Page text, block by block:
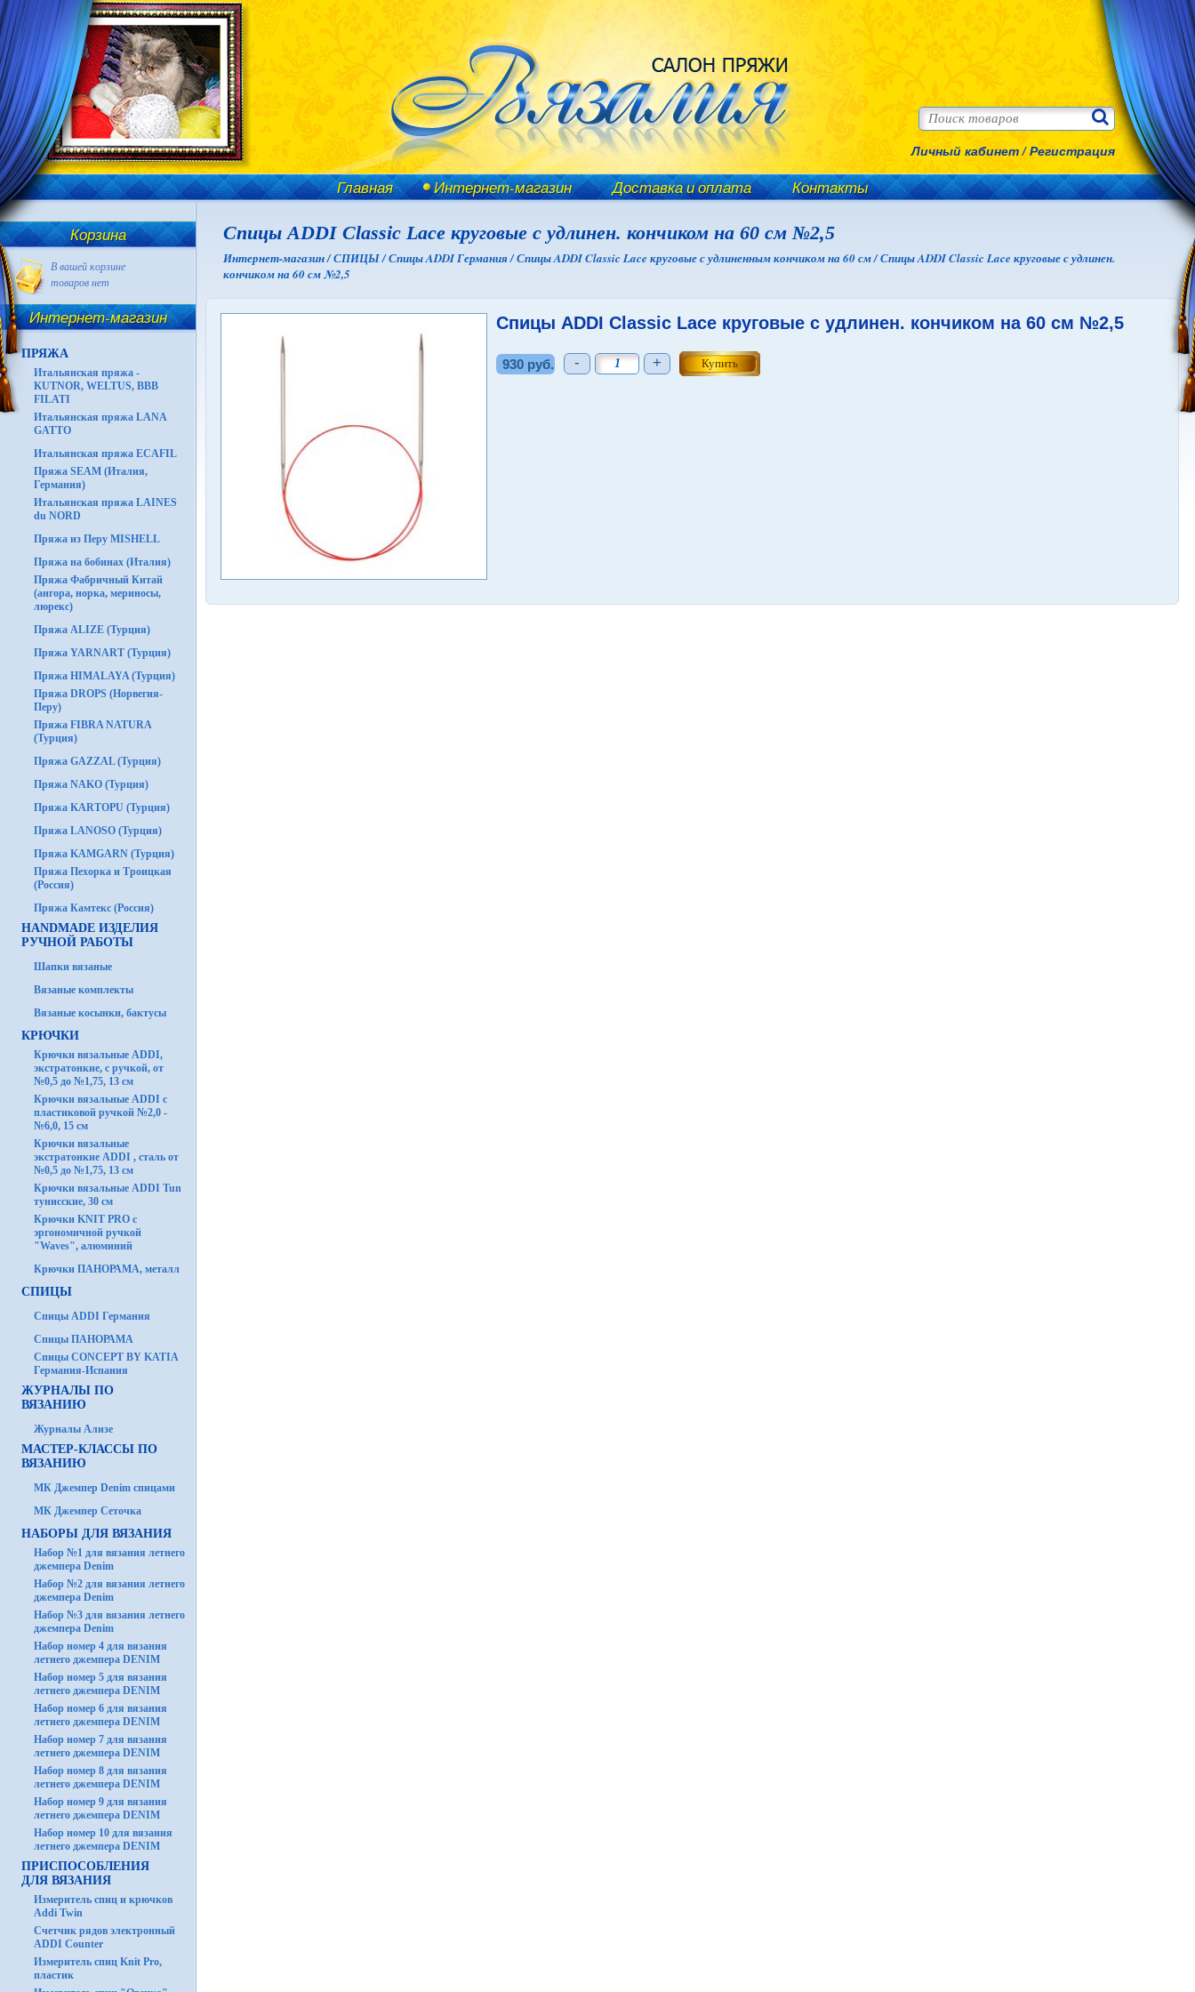
Личный кабинет/Регистрация
Главная Интернет-магазин Доставка и оплата Контакты
Корзина
В вашей корзине
товаров нет
Интернет-магазин
ПРЯЖА
Итальянская пряжа -
KUTNOR, WELTUS, BBB
FILATI
Итальянская пряжа LANA
GATTO
Итальянская пряжа ECAFIL
Пряжа SEAM (Италия,
Германия)
Итальянская пряжа LAINES
du NORD
Пряжа из Перу MISHELL
Пряжа на бобинах (Италия)
Пряжа Фабричный Китай
(ангора, норка, мериносы,
люрекс)
Пряжа ALIZE (Турция)
Пряжа YARNART (Турция)
Пряжа HIMALAYA (Турция)
Пряжа DROPS (Норвегия-
Перу)
Пряжа FIBRA NATURA
(Турция)
Пряжа GAZZAL (Турция)
Пряжа NAKO (Турция)
Пряжа KARTOPU (Турция)
Пряжа LANOSO (Турция)
Пряжа KAMGARN (Турция)
Пряжа Пехорка и Троицкая
(Россия)
Пряжа Камтекс (Россия)
HANDMADE ИЗДЕЛИЯ
РУЧНОЙ РАБОТЫ
Шапки вязаные
Вязаные комплекты
Вязаные косынки, бактусы
КРЮЧКИ
Крючки вязальные ADDI,
экстратонкие, с ручкой, от
№0,5 до №1,75, 13 см
Крючки вязальные ADDI с
пластиковой ручкой №2,0 -
№6,0, 15 см
Крючки вязальные
экстратонкие ADDI , сталь от
№0,5 до №1,75, 13 см
Крючки вязальные ADDI Tun
тунисские, 30 см
Крючки KNIT PRO с
эргономичной ручкой
"Waves", алюминий
Крючки ПАНОРАМА, металл
СПИЦЫ
Спицы ADDI Германия
Спицы ПАНОРАМА
Спицы CONCEPT BY KATIA
Германия-Испания
ЖУРНАЛЫ ПО
ВЯЗАНИЮ
Журналы Ализе
МАСТЕР-КЛАССЫ ПО
ВЯЗАНИЮ
МК Джемпер Denim спицами
МК Джемпер Сеточка
НАБОРЫ ДЛЯ ВЯЗАНИЯ
Набор №1 для вязания летнего
джемпера Denim
Набор №2 для вязания летнего
джемпера Denim
Набор №3 для вязания летнего
джемпера Denim
Набор номер 4 для вязания
летнего джемпера DENIM
Набор номер 5 для вязания
летнего джемпера DENIM
Набор номер 6 для вязания
летнего джемпера DENIM
Набор номер 7 для вязания
летнего джемпера DENIM
Набор номер 8 для вязания
летнего джемпера DENIM
Набор номер 9 для вязания
летнего джемпера DENIM
Набор номер 10 для вязания
летнего джемпера DENIM
ПРИСПОСОБЛЕНИЯ
ДЛЯ ВЯЗАНИЯ
Измеритель спиц и крючков
Addi Twin
Счетчик рядов электронный
ADDI Counter
Измеритель спиц Knit Pro,
пластик
Спицы ADDI Classic Lace круговые с удлинен. кончиком на 60 см №2,5
Интернет-магазин /СПИЦЫ /Спицы ADDI Германия /Спицы ADDI Classic Lace круговые с удлиненным кончиком на 60 см /Спицы ADDI Classic Lace круговые с удлинен.
кончиком на 60 см №2,5
Спицы ADDI Classic Lace круговые с удлинен. кончиком на 60 см №2,5
930 руб. - +